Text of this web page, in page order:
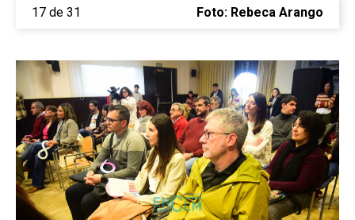
17 de 31 Foto: Rebeca Arango
Medio Ambiente
Especiales
Política
Galerías